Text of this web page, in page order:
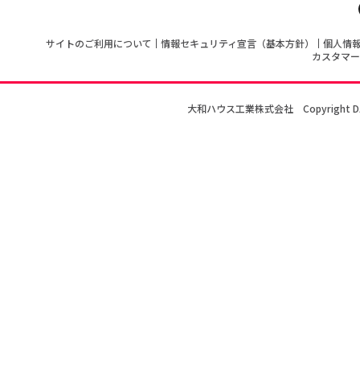
サイトのご利用について 情報セキュリティ宣言（基本方針）
個人情
カスタマ
大和ハウス工業株式会社 Copyright